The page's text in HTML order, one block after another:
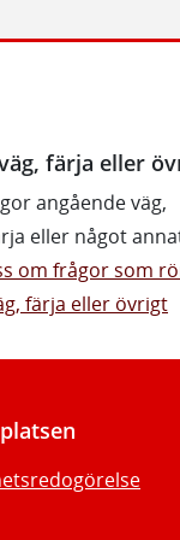
färja eller
angående väg,
eller något
om frågor som
färja eller övrigt